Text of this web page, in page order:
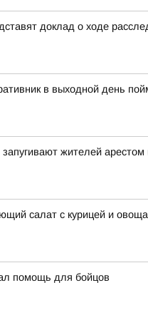
доклад о ходе
в выходной день
жителей
салат с курицей и
помощь для бойцов